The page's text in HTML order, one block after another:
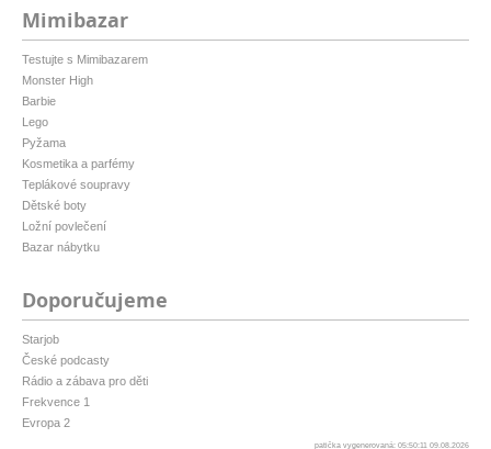
Mimibazar
Testujte s Mimibazarem
Monster High
Barbie
Lego
Pyžama
Kosmetika a parfémy
Teplákové soupravy
Dětské boty
Ložní povlečení
Bazar nábytku
Doporučujeme
Starjob
České podcasty
Rádio a zábava pro děti
Frekvence 1
Evropa 2
patička vygenerovaná: 05:50:11 09.08.2026